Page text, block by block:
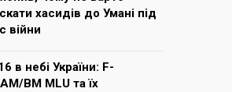
хасидів до Умані під
війни
в небі України: F-
BM MLU та їх